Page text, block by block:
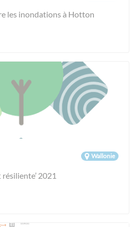
les inondations à Hotton
Wallonie
2021